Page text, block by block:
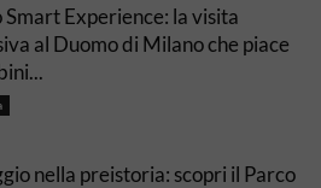
Smart Experience: la visita
al Duomo di Milano che piace
nella preistoria: scopri il Parco